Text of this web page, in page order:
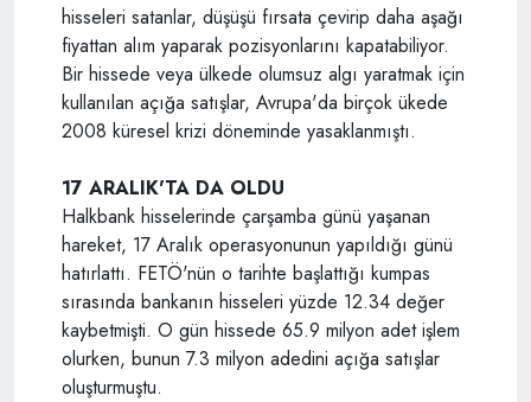
hisseleri satanlar, düşüşü fırsata çevirip daha aşağı
fiyattan alım yaparak pozisyonlarını kapatabiliyor.
Bir hissede veya ülkede olumsuz algı yaratmak için
kullanılan açığa satışlar, Avrupa'da birçok ükede
2008 küresel krizi döneminde yasaklanmıştı.
17 ARALIK'TA DA OLDU
Halkbank hisselerinde çarşamba günü yaşanan
hareket, 17 Aralık operasyonunun yapıldığı günü
hatırlattı. FETÖ'nün o tarihte başlattığı kumpas
sırasında bankanın hisseleri yüzde 12.34 değer
kaybetmişti. O gün hissede 65.9 milyon adet işlem
olurken, bunun 7.3 milyon adedini açığa satışlar
oluşturmuştu.